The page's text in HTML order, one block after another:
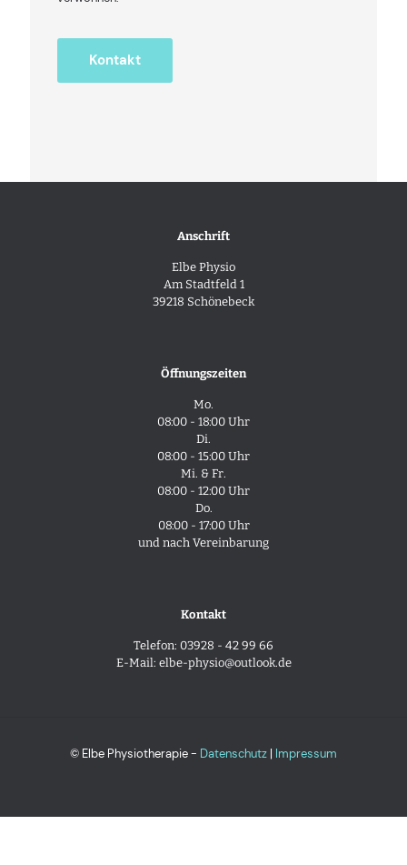
Kontakt
Anschrift
Elbe Physio
Am Stadtfeld 1
39218 Schönebeck
Öffnungszeiten
Mo.
08:00 - 18:00 Uhr
Di.
08:00 - 15:00 Uhr
Mi. & Fr.
08:00 - 12:00 Uhr
Do.
08:00 - 17:00 Uhr
und nach Vereinbarung
Kontakt
Telefon: 03928 - 42 99 66
E-Mail: elbe-physio@outlook.de
© Elbe Physiotherapie - Datenschutz | Impressum